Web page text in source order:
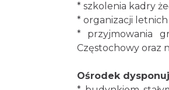
* szkolenia kadry
* organizacji
* przyjmowania
Częstochowy oraz
Ośrodek